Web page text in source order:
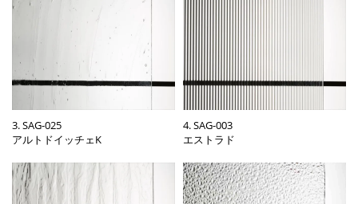
3. SAG-025
アルトドイッチェK
4. SAG-003
エストラド